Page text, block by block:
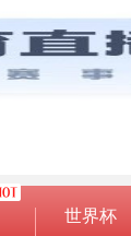
世界杯